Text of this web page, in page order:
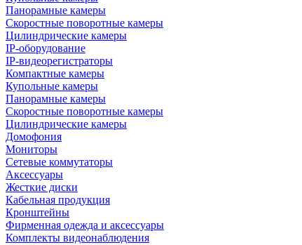
Панорамные камеры
Скоростные поворотные камеры
Цилиндрические камеры
IP-оборудование
IP-видеорегистраторы
Компактные камеры
Купольные камеры
Панорамные камеры
Скоростные поворотные камеры
Цилиндрические камеры
Домофония
Мониторы
Сетевые коммутаторы
Аксессуары
Жесткие диски
Кабельная продукция
Кронштейны
Фирменная одежда и аксессуары
Комплекты видеонаблюдения